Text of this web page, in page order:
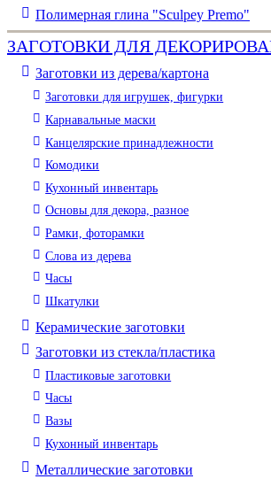
Полимерная глина "Sculpey Premo"
ЗАГОТОВКИ ДЛЯ
Заготовки из дерева/картона
Заготовки для игрушек, фигурки
Карнавальные маски
Канцелярские принадлежности
Комодики
Кухонный инвентарь
Основы для декора, разное
Рамки, фоторамки
Слова из дерева
Часы
Шкатулки
Керамические заготовки
Заготовки из стекла/пластика
Пластиковые заготовки
Часы
Вазы
Кухонный инвентарь
Металлические заготовки